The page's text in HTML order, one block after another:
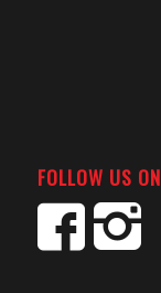
FOLLOW US ON